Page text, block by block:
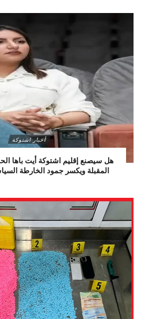
أخبار اشتوكة
هل سيصنع إقليم اشتوكة أيت باها
المقبلة ويكسر جمود الخارطة